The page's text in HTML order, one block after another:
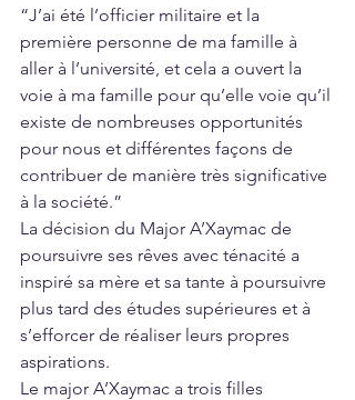
“J’ai été l’officier militaire et la
première personne de ma famille à
aller à l’université, et cela a ouvert la
voie à ma famille pour qu’elle voie qu’il
existe de nombreuses opportunités
pour nous et différentes façons de
contribuer de manière très significative
à la société.”
La décision du Major A’Xaymac de
poursuivre ses rêves avec ténacité a
inspiré sa mère et sa tante à poursuivre
plus tard des études supérieures et à
s’efforcer de réaliser leurs propres
aspirations.
Le major A’Xaymac a trois filles